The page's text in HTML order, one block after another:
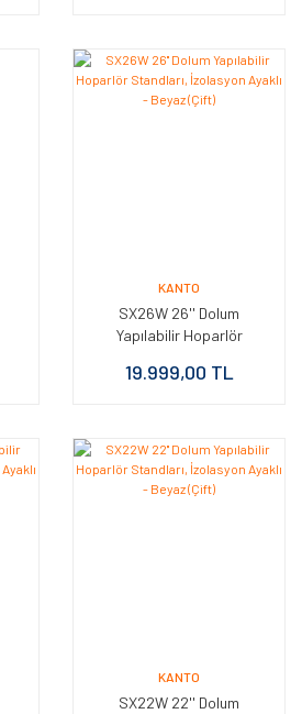
KANTO
SX26W 26'' Dolum
Yapılabilir Hoparlör
- Beyaz (Çift)
19.999,00 TL
KANTO
SX22W 22'' Dolum